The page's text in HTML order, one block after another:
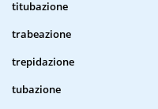
titubazione
trabeazione
trepidazione
tubazione